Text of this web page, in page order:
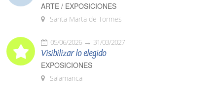
ARTE / EXPOSICIONES
Santa Marta de Tormes
05/06/2026 31/03/2027
Visibilizar lo elegido
EXPOSICIONES
Salamanca